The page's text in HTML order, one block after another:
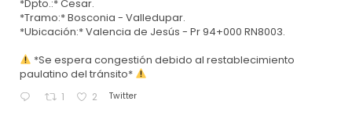
*Dpto.:* Cesar.
*Tramo:* Bosconia - Valledupar.
*Ubicación:* Valencia de Jesús - Pr 94+000 RN8003.
*Se espera congestión debido al restablecimiento
paulatino del tránsito*
1 2 Twitter